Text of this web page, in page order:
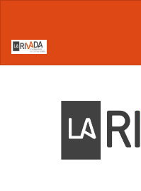
principal
Barra